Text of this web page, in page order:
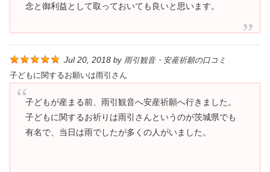
念と御利益として取っておいても良いと思います。
Jul 20, 2018 by 雨引観音・安産祈願の口コミ
子どもに関するお願いは雨引さん
子どもが産まる前、雨引観音へ安産祈願へ行きました。
子どもに関するお祈りは雨引さんというのが茨城県でも
有名で、当日は雨でしたが多くの人がいました。